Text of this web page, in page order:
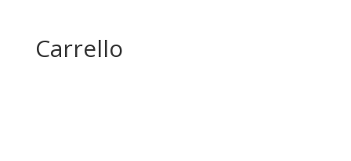
Carrello